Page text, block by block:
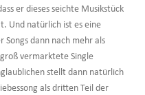
er dieses seichte Musikstück
Und natürlich ist es eine
Songs dann nach mehr als
vermarktete Single
stellt dann natürlich
als dritten Teil der